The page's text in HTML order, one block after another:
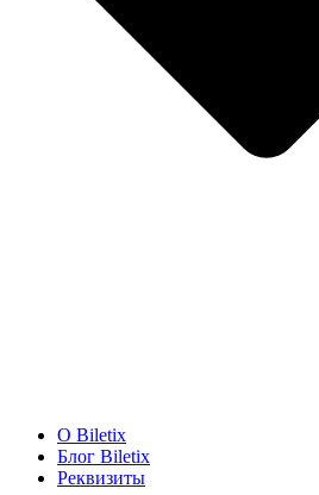
O Biletix
Блог Biletix
Реквизиты